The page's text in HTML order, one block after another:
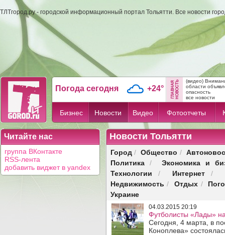
ТЛТгород.ру - городской информационный портал Тольятти. Все новости
Погода сегодня +24°
(видео)
области
опасность
все новости
Бизнес Новости Видео Фотоотчеты
Читайте нас
группа ВКонтакте
RSS-лента
добавить виджет в yandex
Новости Тольятти
Город / Общество /
Политика /
Экономика и
Технологии / Интернет/
Недвижимость / Отдых /
Украине
04.03.2015 20:19
Футболисты «Лады»
Сегодня, 4 марта, в
Коноплева»